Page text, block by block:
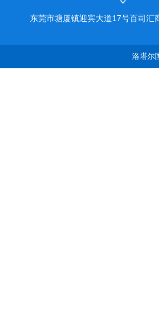
东莞市塘厦镇迎宾大道17号百司汇
洛塔尔